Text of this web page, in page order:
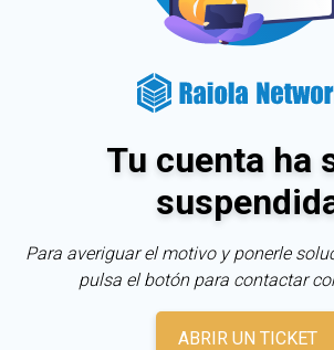
Tu cuenta ha
Para averiguar el motivo y ponerle
pulsa el botón para contactar
ABRIR UN TICKET